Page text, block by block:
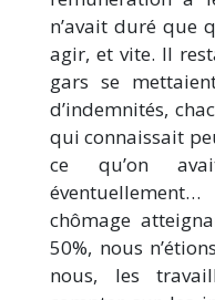
n’avait duré que
agir, et vite. Il
gars se
d’indemnités,
qui connaissait
ce qu’on
chômage
50%, nous
nous, les